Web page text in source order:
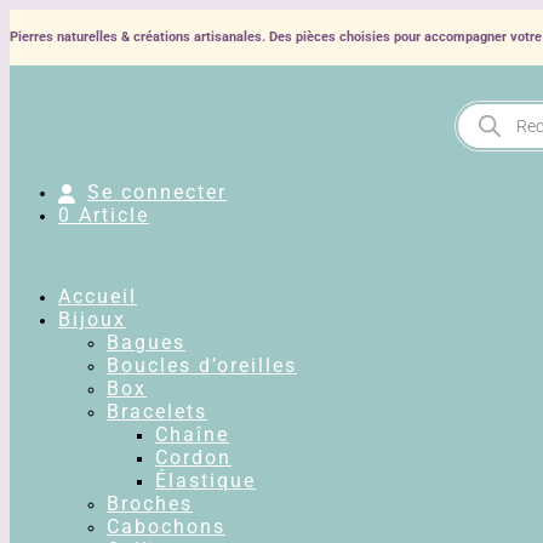
Pierres naturelles & créations artisanales. Des pièces choisies pour accompagner
Recherche
de
produits
Se connecter
0 Article
Accueil
Bijoux
Bagues
Boucles d’oreilles
Box
Bracelets
Chaîne
Cordon
Élastique
Broches
Cabochons